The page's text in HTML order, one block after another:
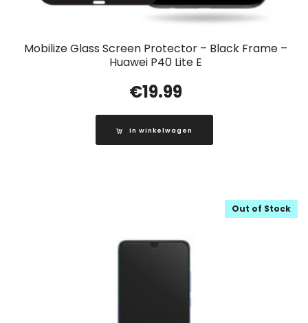
Mobilize Glass Screen Protector – Black Frame –
Huawei P40 Lite E
€19.99
In winkelwagen
Out of Stock